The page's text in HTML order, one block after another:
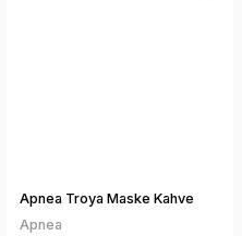
Apnea Troya Maske Kahve
Apnea